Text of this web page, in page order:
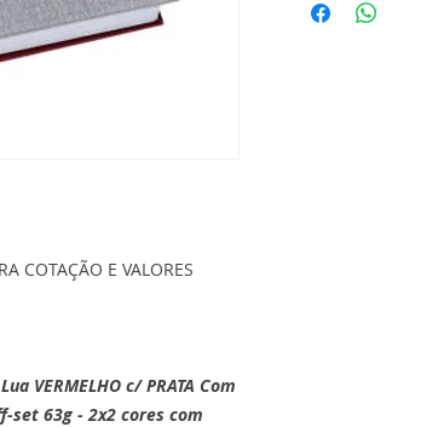
COTAÇÃO E VALORES
VERMELHO c/ PRATA Com
set 63g - 2x2 cores com